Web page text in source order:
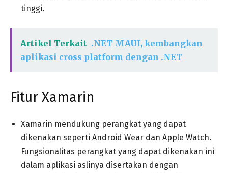
tinggi.
Artikel Terkait .NET MAUI, kembangkan
aplikasi cross platform dengan .NET
Fitur Xamarin
Xamarin mendukung perangkat yang dapat
dikenakan seperti Android Wear dan Apple Watch.
Fungsionalitas perangkat yang dapat dikenakan ini
dalam aplikasi aslinya disertakan dengan